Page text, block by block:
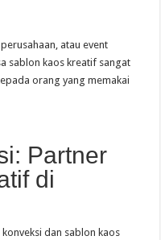
atau event
sablon kaos kreatif sangat
orang yang memakai
Partner
di
dan sablon kaos